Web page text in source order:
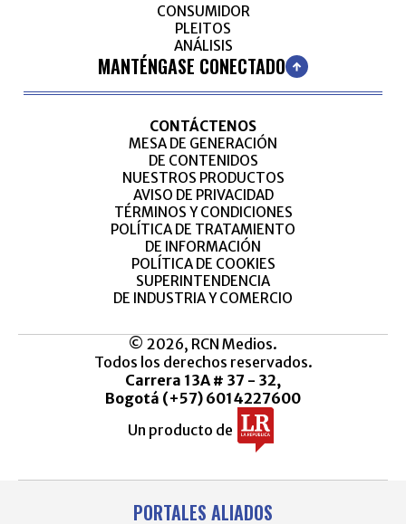
CONSUMIDOR
PLEITOS
ANÁLISIS
MANTÉNGASE CONECTADO
CONTÁCTENOS
MESA DE GENERACIÓN
DE CONTENIDOS
NUESTROS PRODUCTOS
AVISO DE PRIVACIDAD
TÉRMINOS Y CONDICIONES
POLÍTICA DE TRATAMIENTO
DE INFORMACIÓN
POLÍTICA DE COOKIES
SUPERINTENDENCIA
DE INDUSTRIA Y COMERCIO
© 2026, RCN Medios.
Todos los derechos reservados.
Carrera 13A # 37 - 32,
Bogotá (+57) 6014227600
Un producto de
PORTALES ALIADOS